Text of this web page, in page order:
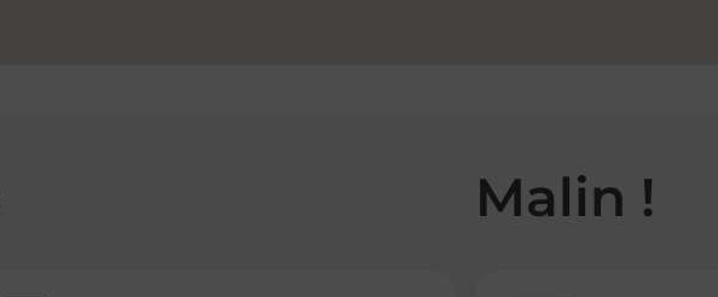
Malin !